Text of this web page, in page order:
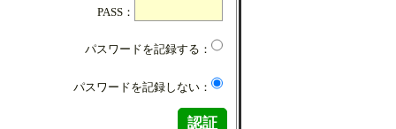
PASS：
パスワードを記録する：
パスワードを記録しない：
認証